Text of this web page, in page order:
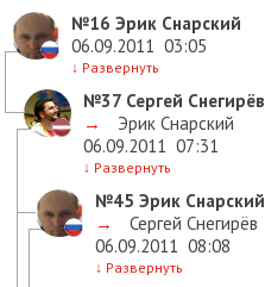
№16 Эрик Снарский
06.09.2011 03:05
↓ Развернуть
№37 Сергей Снегирёв
→
Эрик Снарский
06.09.2011 07:31
↓ Развернуть
№45 Эрик Снарский
→
Сергей Снегирёв
06.09.2011 08:08
↓ Развернуть